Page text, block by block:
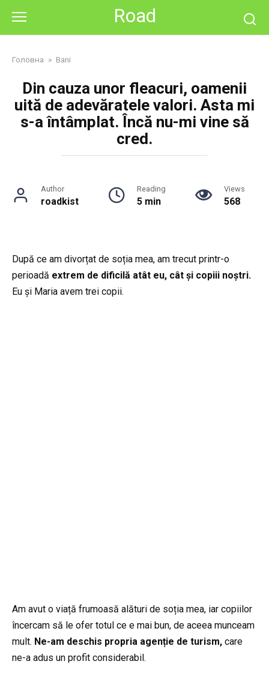
content
Road
Головна » Bani
Din cauza unor fleacuri, oamenii
uită de adevăratele valori. Asta mi
s-a întâmplat. Încă nu-mi vine să
cred.
Author
roadkist
Reading
5 min
Views
568
După ce am divorțat de soția mea, am trecut printr-o
perioadă extrem de dificilă atât eu, cât și copiii noștri.
Eu și Maria avem trei copii.
Am avut o viață frumoasă alături de soția mea, iar copiilor
încercam să le ofer totul ce e mai bun, de aceea munceam
mult. Ne-am deschis propria agenție de turism, care
ne-a adus un profit considerabil.